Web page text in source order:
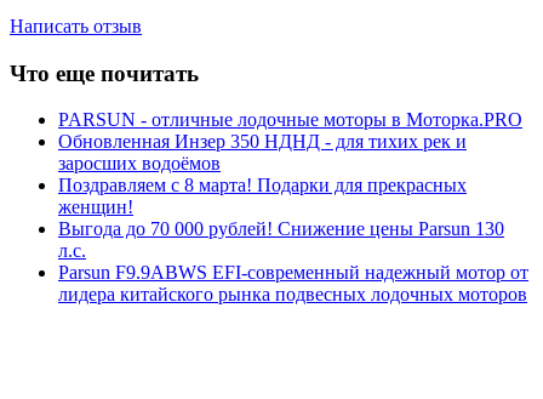
Написать отзыв
Что еще почитать
PARSUN - отличные лодочные моторы в Моторка.PRO
Обновленная Инзер 350 НДНД - для тихих рек и
заросших водоёмов
Поздравляем с 8 марта! Подарки для прекрасных
женщин!
Выгода до 70 000 рублей! Снижение цены Parsun 130
л.с.
Parsun F9.9ABWS EFI-современный надежный мотор от
лидера китайского рынка подвесных лодочных моторов